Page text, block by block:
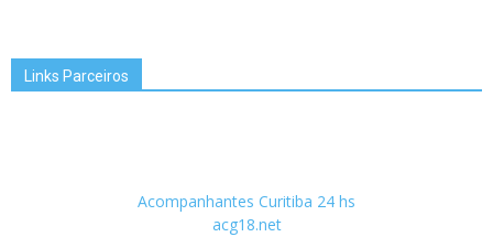
Links Parceiros
Acompanhantes Curitiba 24 hs
acg18.net